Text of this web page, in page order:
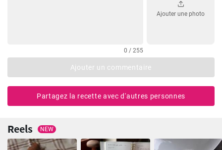
0 / 255
Ajouter une photo
Ajouter un commentaire
Partagez la recette avec d'autres personnes
Reels NEW